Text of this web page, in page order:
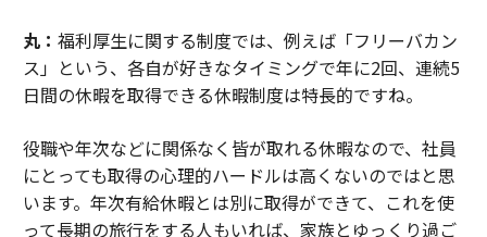
丸： 福利厚生に関する制度では、例えば「フリーバカン
ス」という、各自が好きなタイミングで年に2回、連続5
日間の休暇を取得できる休暇制度は特長的ですね。
役職や年次などに関係なく皆が取れる休暇なので、社員
にとっても取得の心理的ハードルは高くないのではと思
います。年次有給休暇とは別に取得ができて、これを使
って長期の旅行をする人もいれば、家族とゆっくり過ご